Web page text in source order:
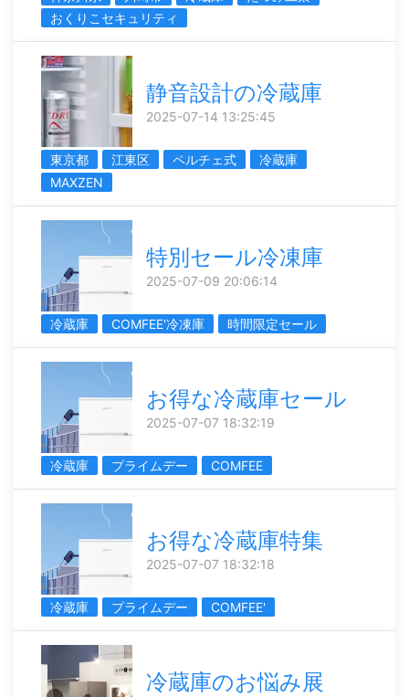
おくりこセキュリティ
静音設計の冷蔵庫
2025-07-14 13:25:45
東京都 江東区 ペルチェ式
冷蔵庫
MAXZEN
特別セール冷凍庫
2025-07-09 20:06:14
冷蔵庫 COMFEE'冷凍庫 時間限定セール
お得な冷蔵庫セール
2025-07-07 18:32:19
冷蔵庫 プライムデー COMFEE
お得な冷蔵庫特集
2025-07-07 18:32:18
冷蔵庫 プライムデー COMFEE'
冷蔵庫のお悩み展